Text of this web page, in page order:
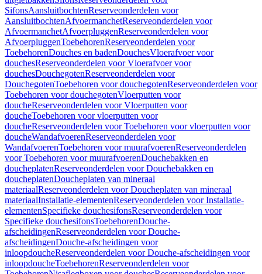
SifonsAansluitbochtenReserveonderdelen voor
AansluitbochtenAfvoermanchetReserveonderdelen voor
AfvoermanchetAfvoerpluggenReserveonderdelen voor
AfvoerpluggenToebehorenReserveonderdelen voor
ToebehorenDouches en badenDouchesVloerafvoer voor
douchesReserveonderdelen voor Vloerafvoer voor
douchesDouchegotenReserveonderdelen voor
DouchegotenToebehoren voor douchegotenReserveonderdelen voor
Toebehoren voor douchegotenVloerputten voor
doucheReserveonderdelen voor Vloerputten voor
doucheToebehoren voor vloerputten voor
doucheReserveonderdelen voor Toebehoren voor vloerputten voor
doucheWandafvoerenReserveonderdelen voor
WandafvoerenToebehoren voor muurafvoerenReserveonderdelen
voor Toebehoren voor muurafvoerenDouchebakken en
doucheplatenReserveonderdelen voor Douchebakken en
doucheplatenDoucheplaten van mineraal
materiaalReserveonderdelen voor Doucheplaten van mineraal
materiaalInstallatie-elementenReserveonderdelen voor Installatie-
elementenSpecifieke douchesifonsReserveonderdelen voor
Specifieke douchesifonsToebehorenDouche-
afscheidingenReserveonderdelen voor Douche-
afscheidingenDouche-afscheidingen voor
inloopdoucheReserveonderdelen voor Douche-afscheidingen voor
inloopdoucheToebehorenReserveonderdelen voor